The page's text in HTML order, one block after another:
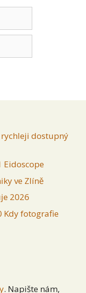
rychleji dostupný
Eidoscope
ve Zlíně
2026
Kdy fotografie
. Napište nám,